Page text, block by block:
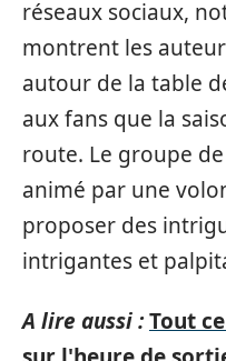
réseaux sociaux,
montrent les
autour de la table
aux fans que la
route. Le groupe
animé par une
proposer des
intrigantes et
A lire aussi :Tout